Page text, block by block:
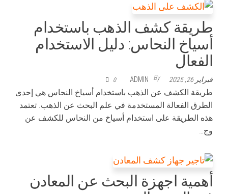
طريقة كشف الذهب باستخدام
أسياخ النحاس: دليل الاستخدام
الفعال
فبراير 26, 2025 By
ADMIN
0
طريقة الكشف عن الذهب باستخدام أسياخ النحاس هي إحدى
الطرق الفعالة المستخدمة في علم البحث عن الذهب. تعتمد
هذه الطريقة على استخدام أسياخ من النحاس للكشف عن
وج…
أهمية اجهزة البحث عن المعادن